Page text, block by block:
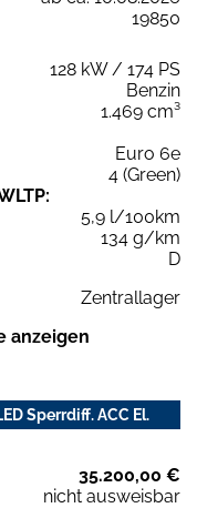
19850
128 kW / 174 PS
Benzin
1.469 cm³
Euro 6e
4 (Green)
5,9 l/100km
134 g/km
D
Zentrallager
anzeigen
Sperrdiff. ACC El.
35.200,00 €
nicht ausweisbar